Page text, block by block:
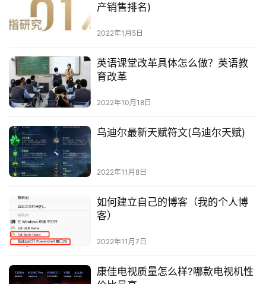
产销售排名)
2022年1月5日
英语课堂改革具体怎么做？英语教
育改革
2022年10月18日
乌迪尔最新天赋符文(乌迪尔天赋)
2022年11月8日
如何建立自己的博客（我的个人博
客）
2022年11月7日
康佳电视质量怎么样?哪款电视机性